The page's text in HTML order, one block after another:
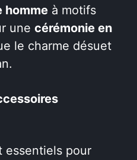
homme à motifs
une cérémonie en
le charme désuet
essentiels pour